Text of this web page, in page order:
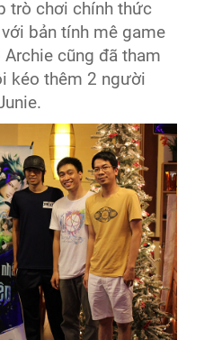
trò chơi chính thức
bản tính mê game
cũng đã tham
kéo thêm 2 người